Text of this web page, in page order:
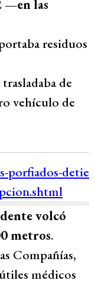
—en las
residuos
de
vehículo de
volcó
metros.
Compañías,
médicos